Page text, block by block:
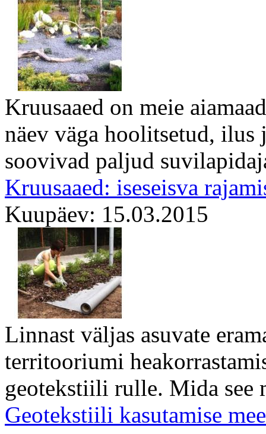
Kruusaaed on meie
näev väga hoolitsetud, ilus
soovivad paljud
Kruusaaed: iseseisva
Kuupäev: 15.03.2015
Linnast väljas asuvate
territooriumi
geotekstiili rulle. Mida see
Geotekstiili kasutamise